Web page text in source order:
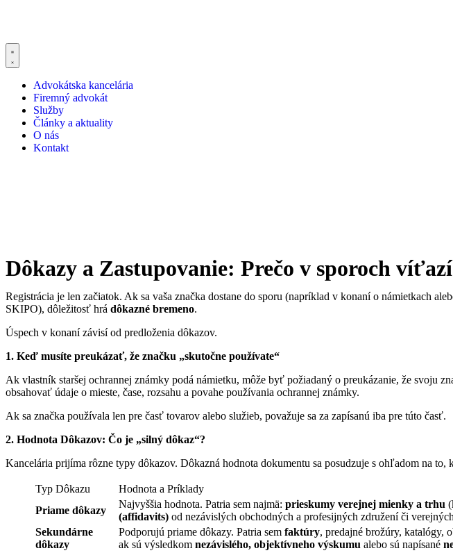
Advokátska kancelária
Firemný advokát
Služby
Články a aktuality
O nás
Kontakt
Dôkazy a Zastupovanie: Prečo v sporoch
Registrácia je len začiatok. Ak sa vaša značka dostane do sporu (napríklad v konaní o námietkach
SKIPO), dôležitosť hrá dôkazné bremeno.
Úspech v konaní závisí od predloženia dôkazov.
1. Keď musíte preukázať, že značku „skutočne používate“
Ak vlastník staršej ochrannej známky podá námietku, môže byť požiadaný o preukázanie, že svoju
obsahovať údaje o mieste, čase, rozsahu a povahe používania ochrannej známky.
Ak sa značka používala len pre časť tovarov alebo služieb, považuje sa za zapísanú iba pre túto časť.
2. Hodnota Dôkazov: Čo je „silný dôkaz“?
Kancelária prijíma rôzne typy dôkazov. Dôkazná hodnota dokumentu sa posudzuje s ohľadom na
Typ Dôkazu
Hodnota a Príklady
Priame dôkazy
Najvyššia hodnota. Patria sem najmä: prieskumy verejnej mienky a trhu
(affidavits) od nezávislých obchodných a profesijných združení či
Sekundárne
dôkazy
Podporujú priame dôkazy. Patria sem faktúry, predajné brožúry, katalógy,
ak sú výsledkom nezávislého, objektívneho výskumu alebo sú napísané